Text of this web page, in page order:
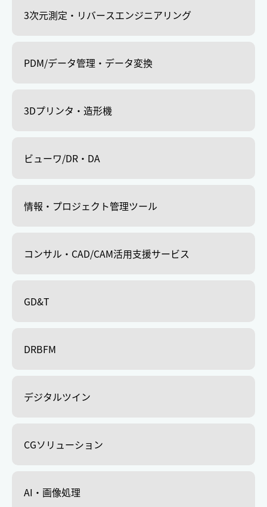
3次元測定・リバースエンジニアリング
PDM/データ管理・データ変換
3Dプリンタ・造形機
ビューワ/DR・DA
情報・プロジェクト管理ツール
コンサル・CAD/CAM活用支援サービス
GD&T
DRBFM
デジタルツイン
CGソリューション
AI・画像処理